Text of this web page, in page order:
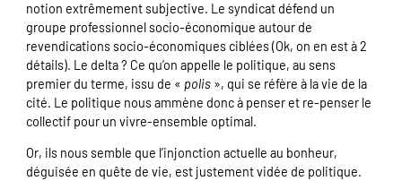
notion extrêmement subjective. Le syndicat défend un
groupe professionnel socio-économique autour de
revendications socio-économiques ciblées (Ok, on en est à 2
détails). Le delta ? Ce qu’on appelle le politique, au sens
premier du terme, issu de « polis », qui se réfère à la vie de la
cité. Le politique nous ammène donc à penser et re-penser le
collectif pour un vivre-ensemble optimal.
Or, ils nous semble que l’injonction actuelle au bonheur,
déguisée en quête de vie, est justement vidée de politique.